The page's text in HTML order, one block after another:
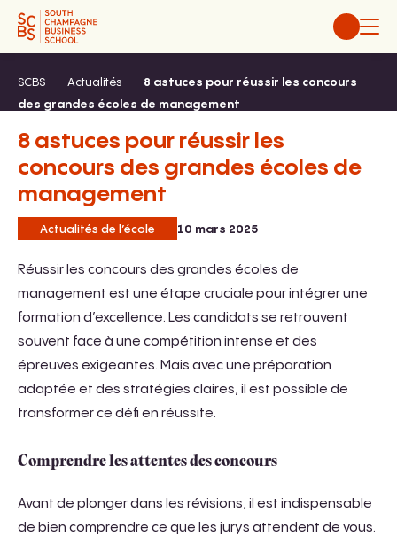
Aller
SCBS Actualités
8 astuces pour réussir les concours
des grandes écoles de management
8 astuces pour réussir les
concours des grandes écoles de
management
Actualités de l’école 10 mars 2025
Réussir les concours des grandes écoles de
management est une étape cruciale pour intégrer une
formation d’excellence. Les candidats se retrouvent
souvent face à une compétition intense et des
épreuves exigeantes. Mais avec une préparation
adaptée et des stratégies claires, il est possible de
transformer ce défi en réussite.
Comprendre les attentes des concours
Avant de plonger dans les révisions, il est indispensable
de bien comprendre ce que les jurys attendent de vous.